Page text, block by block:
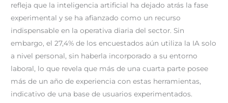
refleja que la inteligencia artificial ha dejado atrás la fase
experimental y se ha afianzado como un recurso
indispensable en la operativa diaria del sector. Sin
embargo, el 27,4% de los encuestados aún utiliza la IA solo
a nivel personal, sin haberla incorporado a su entorno
laboral, lo que revela que más de una cuarta parte posee
más de un año de experiencia con estas herramientas,
indicativo de una base de usuarios experimentados.